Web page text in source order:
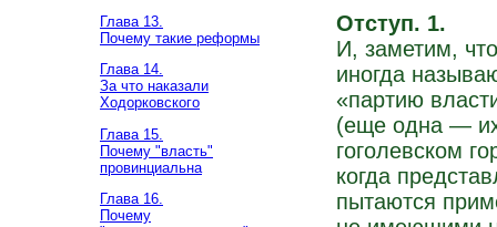
Глава 13.
Почему такие реформы
Глава 14.
За что наказали
Ходорковского
Глава 15.
Почему "власть"
провинциальна
Глава 16.
Почему
Отступ. 1.
И, заметим,
иногда
«партию
(еще одна —
гоголевском
когда
пытаются